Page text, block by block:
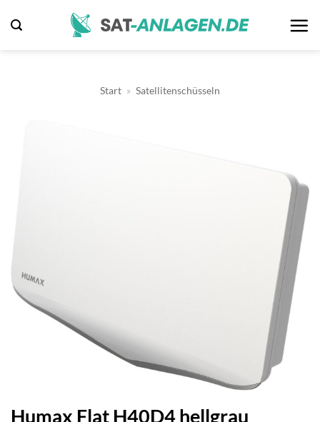
Inhalt
Start » Satellitenschüsseln
Humax Flat H40D4 hellgrau